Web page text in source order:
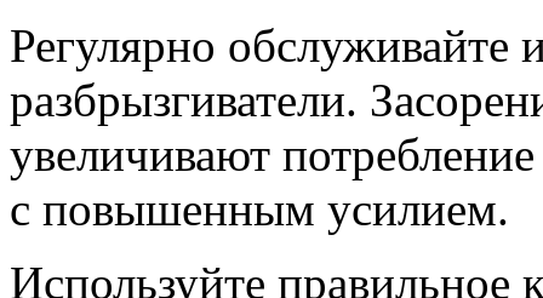
Регулярно обслуживайте
разбрызгиватели.
увеличивают
с повышенным усилием.
Используйте правильное